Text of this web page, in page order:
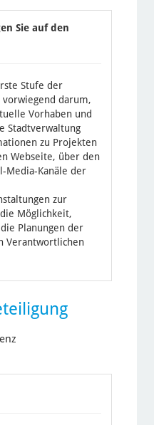
Sie auf den
Stufe der
darum,
Vorhaben und
Stadtverwaltung
zu Projekten
Webseite, über den
Media-Kanäle der
zur
Möglichkeit,
Planungen der
Verantwortlichen